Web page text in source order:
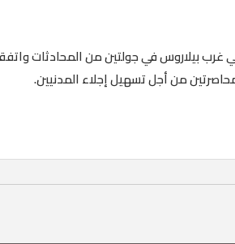
غرب بيلاروس في جولتين من المحادثات
من أجل تسهيل إجلاء المدنيين.